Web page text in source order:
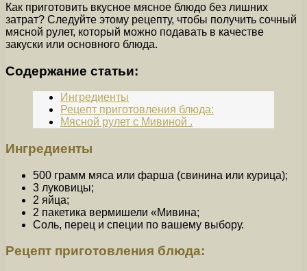
Как приготовить вкусное мясное блюдо без лишних
затрат? Следуйте этому рецепту, чтобы получить сочный
мясной рулет, который можно подавать в качестве
закуски или основного блюда.
Содержание статьи:
Ингредиенты
Рецепт приготовления блюда:
Мясной рулет с Мивиной .
Ингредиенты
500 грамм мяса или фарша (свинина или курица);
3 луковицы;
2 яйца;
2 пакетика вермишели «Мивина;
Соль, перец и специи по вашему выбору.
Рецепт приготовления блюда: